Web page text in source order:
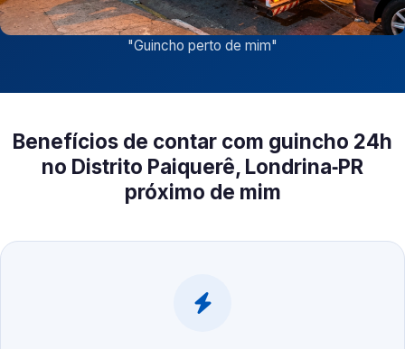
"Guincho perto de mim"
Benefícios de contar com guincho 24h
no Distrito Paiquerê, Londrina‑PR
próximo de mim